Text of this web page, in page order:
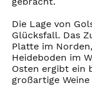
Die Lage von
Glücksfall. Das
Platte im
Heideboden im
Osten ergibt ein
großartige